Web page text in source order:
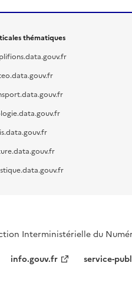
thématiques
Interministérielle du
info.gouv.fr service-